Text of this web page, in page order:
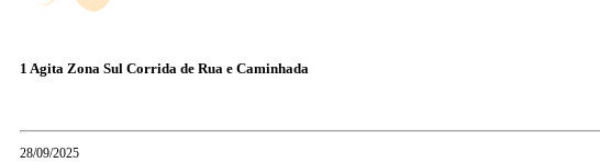
1 Agita Zona Sul Corrida de Rua e Caminhada
28/09/2025